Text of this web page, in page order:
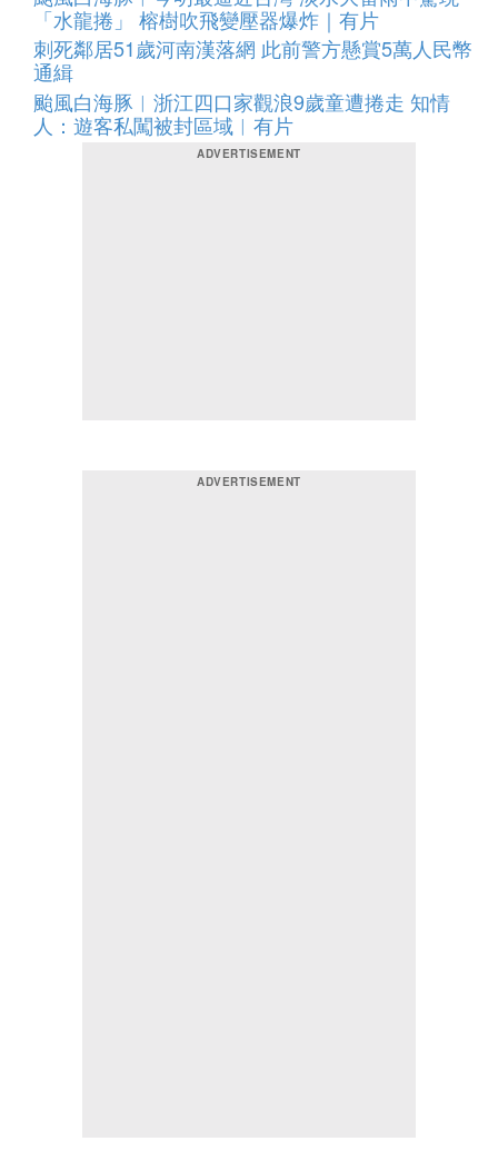
「水龍捲」 榕樹吹飛變壓器爆炸｜有片
刺死鄰居51歲河南漢落網 此前警方懸賞5萬人民幣
通緝
颱風白海豚︱浙江四口家觀浪9歲童遭捲走 知情
人：遊客私闖被封區域︱有片